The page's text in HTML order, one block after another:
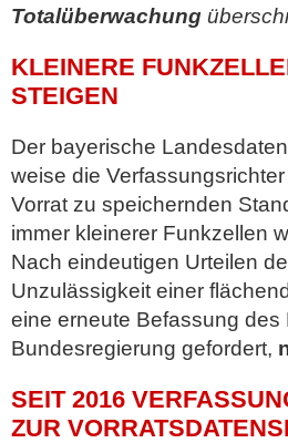
Totalüberwachung
KLEINERE
STEIGEN
Der bayerische
weise die
Vorrat zu speichernden
immer kleinerer Funkzellen
Nach eindeutigen Urteilen
Unzulässigkeit einer
eine erneute Befassung
Bundesregierung gefordert,
SEIT 2016
ZUR